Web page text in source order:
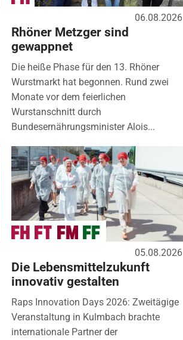
06.08.2026
Rhöner Metzger sind
gewappnet
Die heiße Phase für den 13. Rhöner
Wurstmarkt hat begonnen. Rund zwei
Monate vor dem feierlichen
Wurstanschnitt durch
Bundesernährungsminister Alois...
05.08.2026
Die Lebensmittelzukunft
innovativ gestalten
Raps Innovation Days 2026: Zweitägige
Veranstaltung in Kulmbach brachte
internationale Partner der